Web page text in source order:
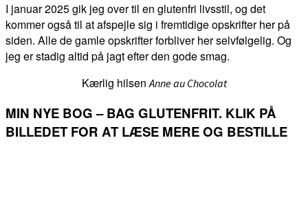
I januar 2025 gik jeg over til en glutenfri livsstil, og det
kommer også til at afspejle sig i fremtidige opskrifter her på
siden. Alle de gamle opskrifter forbliver her selvfølgelig. Og
jeg er stadig altid på jagt efter den gode smag.
Kærlig hilsenAnne au Chocolat
MIN NYE BOG – BAG GLUTENFRIT. KLIK PÅ
BILLEDET FOR AT LÆSE MERE OG BESTILLE